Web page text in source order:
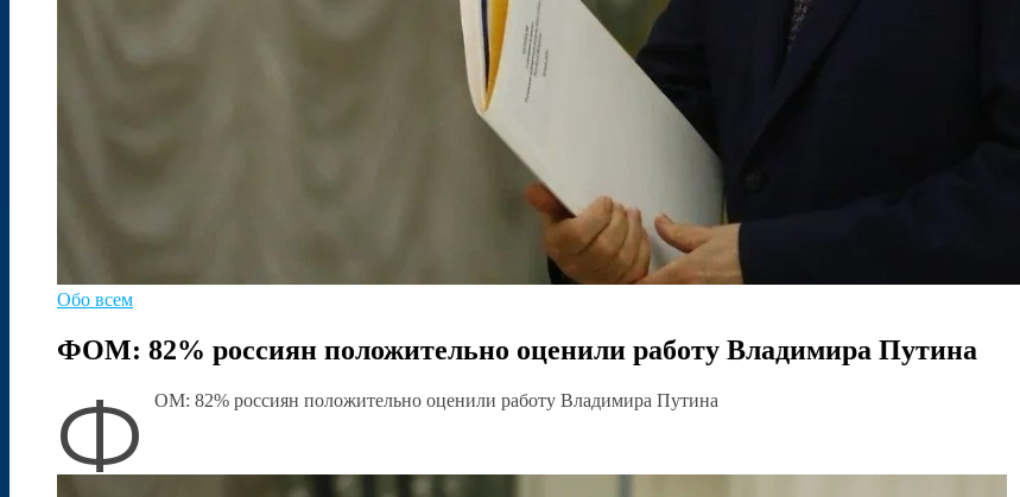
Обо всем
ФОМ: 82% россиян положительно оценили работу Владимира Путина
Ф ОМ: 82% россиян положительно оценили работу Владимира Путина